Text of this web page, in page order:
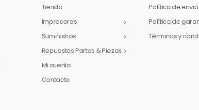
Tienda
Impresoras
Suministros
Repuestos Partes & Piezas
Mi cuenta
Contacto
Política de envió
Política de
Términos y